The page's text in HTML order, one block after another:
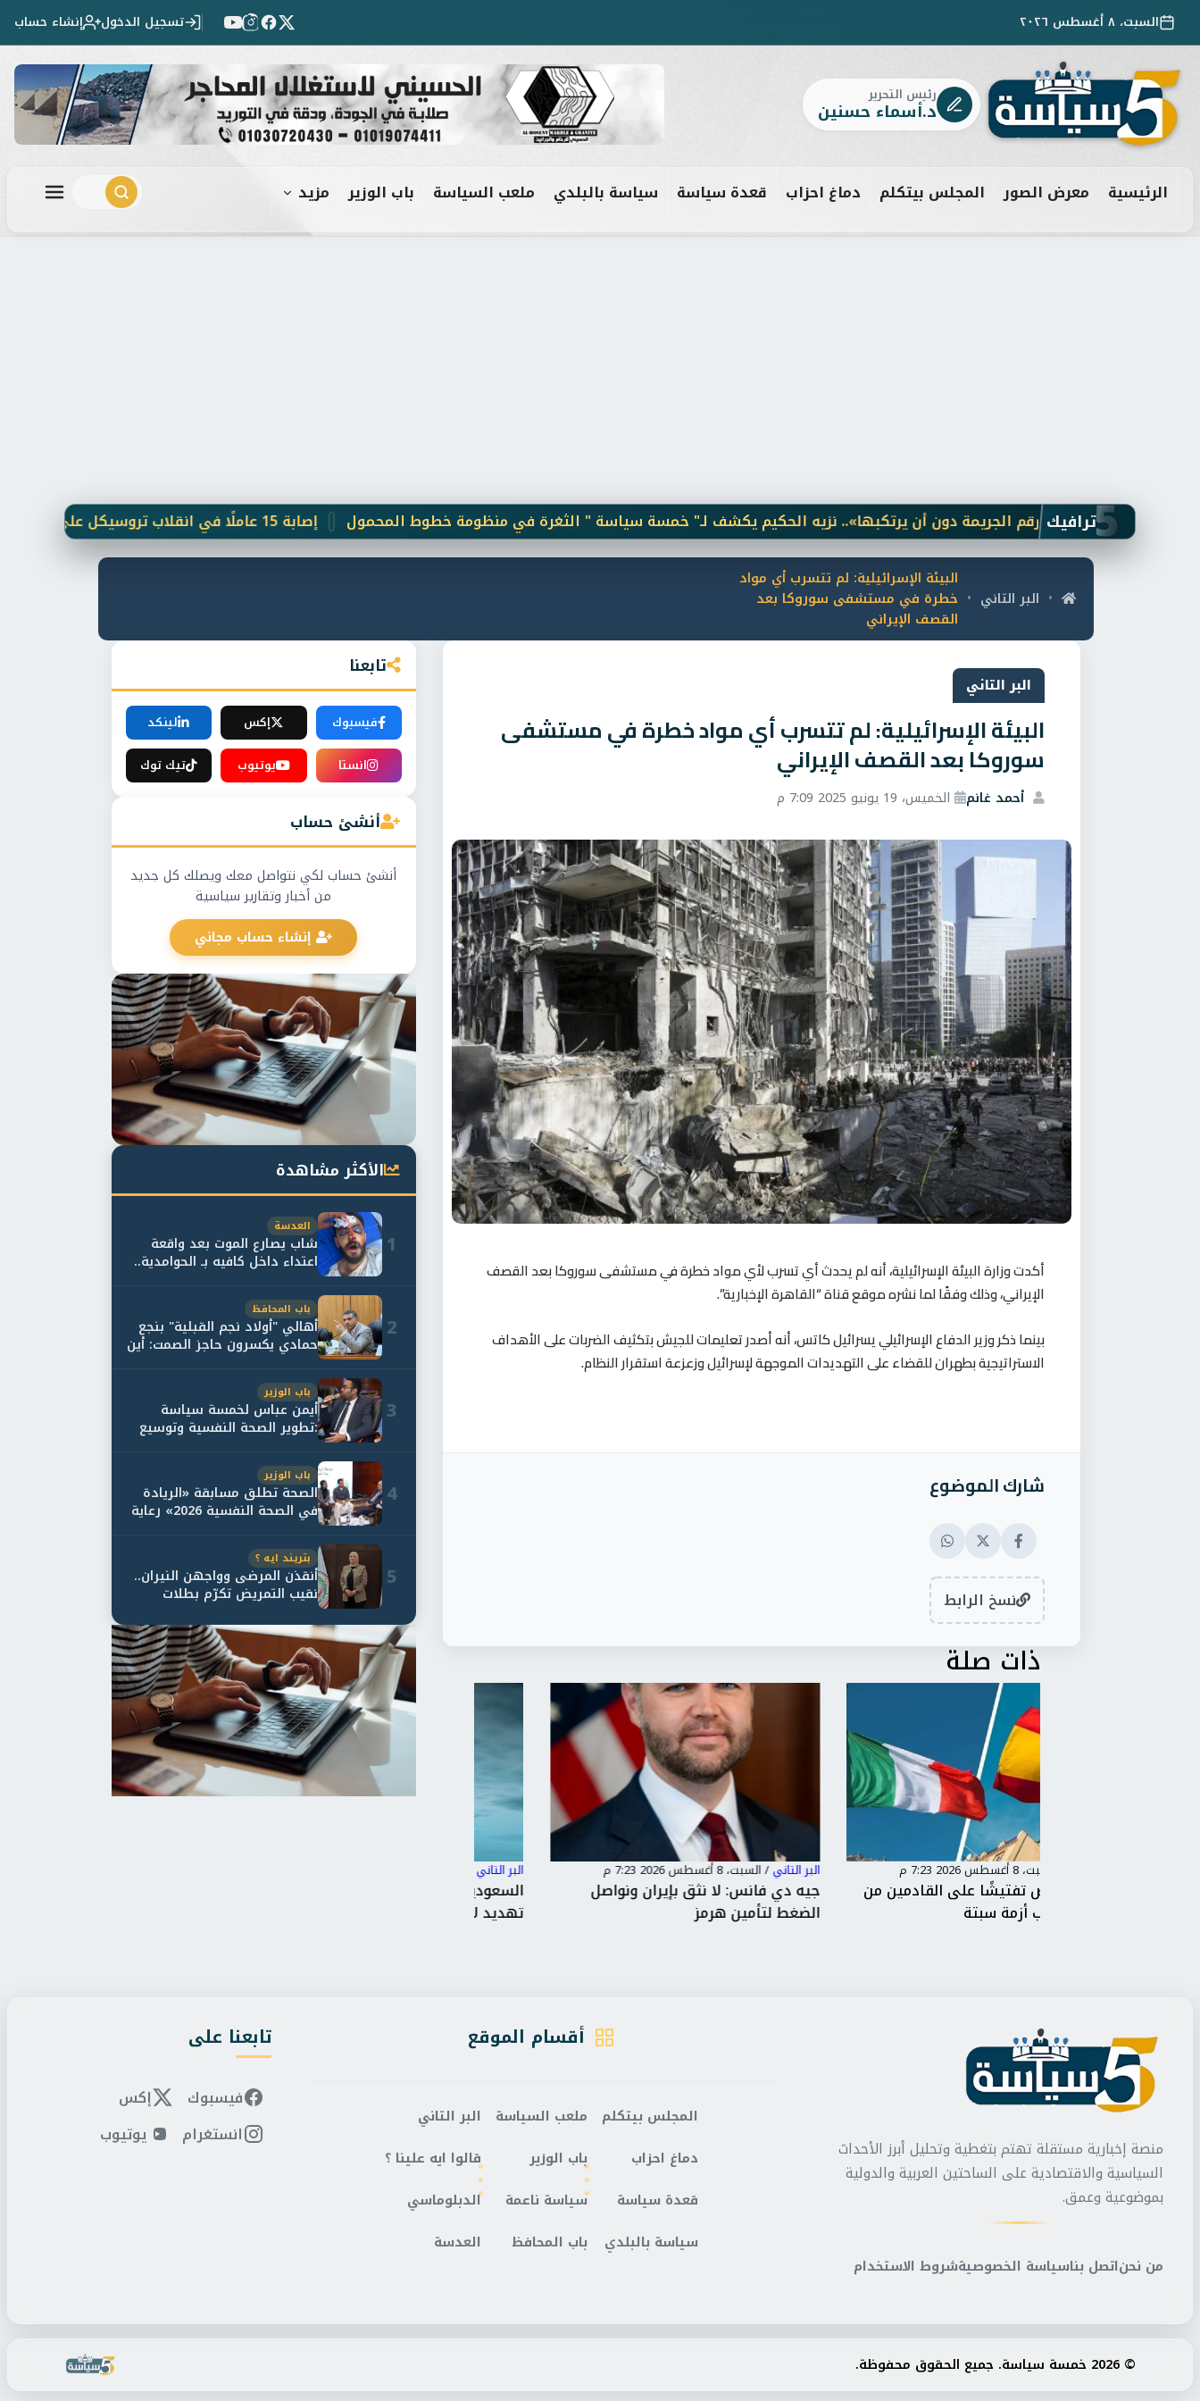
السبت، ٨ أغسطس ٢٠٢٦ تسجيل الدخول إنشاء حساب
رئيس التحرير
د.أسماء حسنين
الرئيسية معرض الصور المجلس بيتكلم دماغ احزاب قعدة سياسة سياسة بالبلدي ملعب السياسة باب الوزير مزيد
5ترافيك إصابة 15 عاملًا في انقلاب تروسيكل على صحراوي المنيا قد يحمل رقم الجريمة دون أن يرتكبها».. نزيه الحكيم يكشف لـ" خمسة سياسة " الثغرة في منظومة خطوط المحمول
• البر التاني •
البيئة الإسرائيلية: لم تتسرب أي مواد
خطرة في مستشفى سوروكا بعد
القصف الإيراني
البر التاني
البيئة الإسرائيلية: لم تتسرب أي مواد خطرة في مستشفى
سوروكا بعد القصف الإيراني
أحمد غانم الخميس، 19 يونيو 2025 7:09 م
أكدت وزارة البيئة الإسرائيلية، أنه لم يحدث أي تسرب لأي مواد خطرة في مستشفى سوروكا بعد القصف
الإيراني، وذلك وفقًا لما نشره موقع قناة “القاهرة الإخبارية”.
بينما ذكر وزير الدفاع الإسرائيلي يسرائيل كاتس، أنه أصدر تعليمات للجيش بتكثيف الضربات على الأهداف
الاستراتيجية بطهران للقضاء على التهديدات الموجهة لإسرائيل وزعزعة استقرار النظام.
شارك الموضوع
نسخ الرابط
ذات صلة
البر التاني/السبت، 8 أغسطس 2026 7:23 م
جيه دي فانس: لا نثق بإيران ونواصل
الضغط لتأمين هرمز
البر التاني/السبت، 8 أغسطس 2026 7:22 م
السعودية: استهداف السفن في هرمز
تهديد لإمدادات الطاقة العالمي...
تابعنا
فيسبوك إكس
لينكد
انستا
يوتيوب تيك توك
أنشئ حساب
أنشئ حساب لكي نتواصل معك ويصلك كل جديد
من أخبار وتقارير سياسية
إنشاء حساب مجاني
الأكثر مشاهدة
1
العدسة
شاب يصارع الموت بعد واقعة
اعتداء داخل كافيه بـ الحوامدية..
وأسرته...
2
باب المحافظ
أهالي "أولاد نجم القبلية" بنجع
حمادي يكسرون حاجز الصمت: أين
حقيقة...
3
باب الوزير
أيمن عباس لخمسة سياسة
:تطوير الصحة النفسية وتوسيع
خدمات العلاج و...
4
باب الوزير
الصحة تطلق مسابقة «الريادة
في الصحة النفسية 2026» رعاية
نفسية اف...
5
بتريند ايه ؟
أنقذن المرضى وواجهن النيران..
نقيب التمريض تكرّم بطلات
مستشفى أور...
منصة إخبارية مستقلة تهتم بتغطية وتحليل أبرز الأحداث
السياسية والاقتصادية على الساحتين العربية والدولية
بموضوعية وعمق.
من نحناتصل بناسياسة الخصوصيةشروط الاستخدام
أقسام الموقع
المجلس بيتكلم
دماغ احزاب
قعدة سياسة
سياسة بالبلدي
ملعب السياسة
باب الوزير
سياسة ناعمة
باب المحافظ
البر التاني
قالوا ايه علينا ؟
الدبلوماسي
العدسة
تابعنا على
فيسبوك
إكس
انستغرام
يوتيوب
© 2026 خمسة سياسة. جميع الحقوق محفوظة.